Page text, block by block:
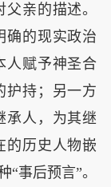
亲的描述。
确的现实政治
人赋予神圣合
护持；另一方
承人，为其继
的历史人物嵌
事后预言”。